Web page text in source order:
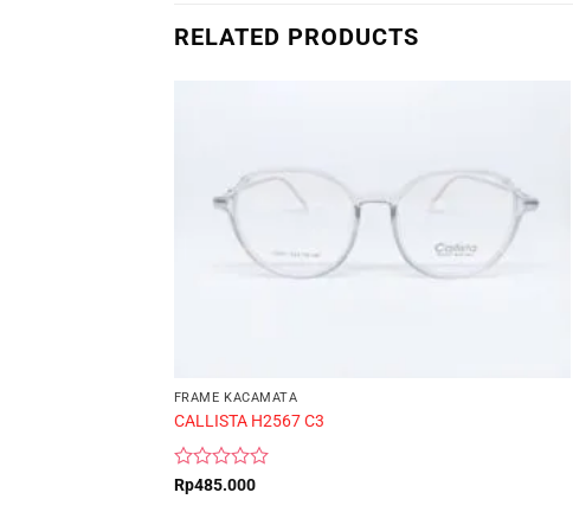
RELATED PRODUCTS
FRAME KACAMATA
CALLISTA H2567 C3
Rated
Rp485.000